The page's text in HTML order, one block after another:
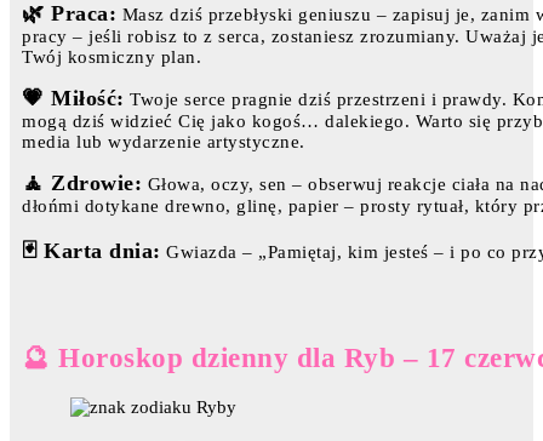
🌿 Praca: Masz dziś przebłyski geniuszu – zapisuj je,
pracy – jeśli robisz to z serca, zostaniesz zrozumiany. Uważaj
Twój kosmiczny plan.
💗 Miłość: Twoje serce pragnie dziś przestrzeni i prawdy.
mogą dziś widzieć Cię jako kogoś… dalekiego. Warto się
media lub wydarzenie artystyczne.
🧘 Zdrowie: Głowa, oczy, sen – obserwuj reakcje ciała na
dłońmi dotykane drewno, glinę, papier – prosty rytuał, który
🃏 Karta dnia: Gwiazda – „Pamiętaj, kim jesteś – i po co
🔮 Horoskop dzienny dla Ryb – 17